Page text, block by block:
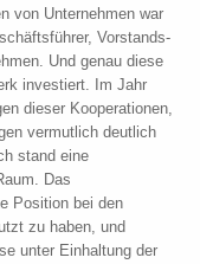
von Unternehmen war
Vorstands-
Und genau diese
investiert. Im Jahr
dieser Kooperationen,
vermutlich deutlich
stand eine
Das
Position bei den
zu haben, und
unter Einhaltung der